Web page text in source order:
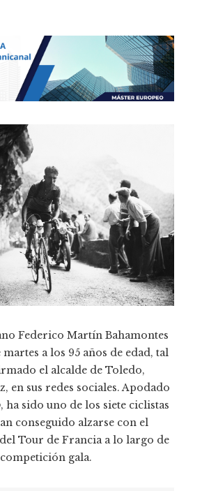
Federico Martín Bahamontes
a los 95 años de edad, tal
el alcalde de Toledo,
en sus redes sociales. Apodado
, ha sido uno de los siete ciclistas
conseguido alzarse con el
Tour de Francia a lo largo de
gala.